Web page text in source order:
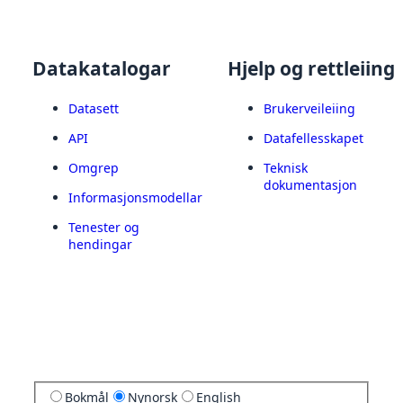
Datakatalogar
Datasett
API
Omgrep
Informasjonsmodellar
Tenester og
hendingar
Hjelp og rettleiing
Brukerveileiing
Datafellesskapet
Teknisk
dokumentasjon
Bokmål Nynorsk English